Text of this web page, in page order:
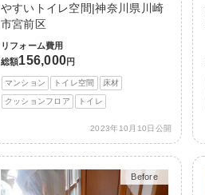
やすいトイレ空間|神奈川県川崎
市宮前区
リフォーム費用
総額156,000円
マンション トイレ空間 床材
クッションフロア トイレ
2023年10月10日公開
Before
After